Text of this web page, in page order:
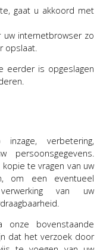
gaat u akkoord met
internetbrowser zo
opslaat.
eerder is opgeslagen
verbetering,
persoonsgegevens.
te vragen van uw
om een eventueel
van uw
bovenstaande
dat het verzoek door